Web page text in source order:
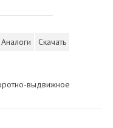
Аналоги Скачать
выдвижное